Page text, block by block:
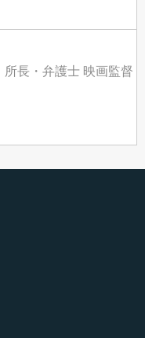
長・弁護士 映画監督